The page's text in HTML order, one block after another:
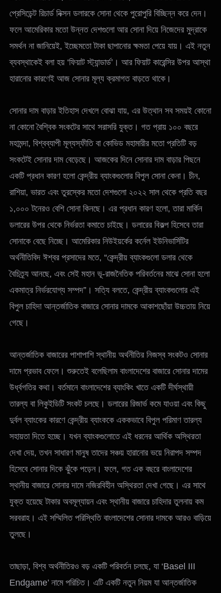
প্রেসিডেন্ট রিচার্ড নিক্সন ডলারকে সোনা থেকে পুরোপুরি বিচ্ছিন্ন করে দেন।
ফলে আমেরিকার মতো উন্নত দেশগুলো আর সোনা দিয়ে নিজেদের মুদ্রাকে
সমর্থন না জানিয়েই, ইচ্ছেমতো টাকা ছাপানোর ক্ষমতা পেয়ে যায়। এই নতুন
ব্যবস্থাকেই বলা হয় ‘ফিয়াট স্ট্যান্ডার্ড’। আর ফিয়াট কারেন্সির উপর আস্থা
হারানোর কারণেই আজ সোনার মূল্য ক্রমাগত বাড়তে থাকে।
সোনার দাম বাড়ার ইতিহাস দেখলে বোঝা যায়, এর উত্থান সব সময়ই কোনো
না কোনো বৈশ্বিক সংকটের সাথে সরাসরি যুক্ত। গত প্রায় ১০০ বছরে
মহামন্দা, বিশ্বব্যাপী মূল্যস্ফীতি বা কোভিড মহামারীর মতো প্রতিটি বড়
সংকটেই সোনার দাম বেড়েছে। আজকের দিনে সোনার দাম বাড়ার পিছনে
একটি প্রধান কারণ হলো কেন্দ্রীয় ব্যাংকগুলোর বিপুল সোনা কেনা। চীন,
রাশিয়া, ভারত এবং তুরস্কের মতো দেশগুলো ২০২২ সাল থেকে প্রতি বছর
১,০০০ টনেরও বেশি সোনা কিনছে। এর প্রধান কারণ হলো, তারা মার্কিন
ডলারের উপর থেকে নির্ভরতা কমাতে চাইছে। ডলারের বিকল্প হিসেবে তারা
সোনাকে বেছে নিচ্ছে। আমেরিকার নিউইয়র্কের কর্নেল ইউনিভার্সিটির
অর্থনীতিবিদ ঈশ্বর প্রসাদের মতে, “কেন্দ্রীয় ব্যাংকগুলো ডলার থেকে
বৈচিত্র্য আনছে, এবং সেই মহান ভূ-রাজনৈতিক পরিবর্তনের মাঝে সোনা হলো
একমাত্র নির্ভরযোগ্য সম্পদ”। সত্যি বলতে, কেন্দ্রীয় ব্যাংকগুলোর এই
বিপুল চাহিদা আন্তর্জাতিক বাজারে সোনার দামকে আকাশছোঁয়া উচ্চতায় নিয়ে
গেছে।
আন্তর্জাতিক বাজারের পাশাপাশি স্থানীয় অর্থনীতির নিজস্ব সংকটও সোনার
দামে প্রভাব ফেলে। শুরুতেই বলেছিলাম বাংলাদেশের বাজারে সোনার দামের
উর্ধ্বগতির কথা। বর্তমানে বাংলাদেশের ব্যাংকিং খাতে একটি দীর্ঘস্থায়ী
তারল্য বা লিকুইডিটি সংকট চলছে। ডলারের রিজার্ভ কমে যাওয়া এবং কিছু
দুর্বল ব্যাংকের কারণে কেন্দ্রীয় ব্যাংককে এককভাবে বিপুল পরিমাণ তারল্য
সহায়তা দিতে হচ্ছে। যখন ব্যাংকগুলোতে এই ধরনের আর্থিক অস্থিরতা
দেখা দেয়, তখন সাধারণ মানুষ তাদের সঞ্চয় হারানোর ভয়ে নিরাপদ সম্পদ
হিসেবে সোনার দিকে ঝুঁকে পড়েন। ফলে, গত এক বছরে বাংলাদেশের
স্থানীয় বাজারে সোনার দামে নজিরবিহীন অস্থিরতা দেখা গেছে। এর সাথে
যুক্ত হয়েছে টাকার অবমূল্যায়ন এবং স্থানীয় বাজারে চাহিদার তুলনায় কম
সরবরাহ। এই সম্মিলিত পরিস্থিতি বাংলাদেশের সোনার দামকে আরও বাড়িয়ে
তুলছে।
তাছাড়া, বিশ্ব অর্থনীতিরও বড় একটি পরিবর্তন চলছে, যা ‘Basel III
Endgame’ নামে পরিচিত। এটি একটি নতুন নিয়ম যা আন্তর্জাতিক